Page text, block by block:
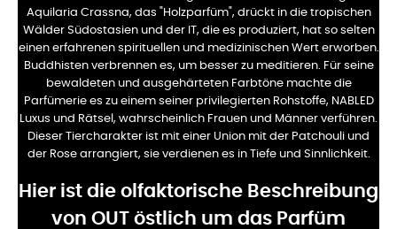
Aquilaria Crassna, das "Holzparfüm", drückt in die tropischen
Wälder Südostasien und der IT, die es produziert, hat so selten
einen erfahrenen spirituellen und medizinischen Wert erworben.
Buddhisten verbrennen es, um besser zu meditieren. Für seine
bewaldeten und ausgehärteten Farbtöne machte die
Parfümerie es zu einem seiner privilegierten Rohstoffe, NABLED
Luxus und Rätsel, wahrscheinlich Frauen und Männer verführen.
Dieser Tiercharakter ist mit einer Union mit der Patchouli und
der Rose arrangiert, sie verdienen es in Tiefe und Sinnlichkeit.
Hier ist die olfaktorische Beschreibung
von OUT östlich um das Parfüm